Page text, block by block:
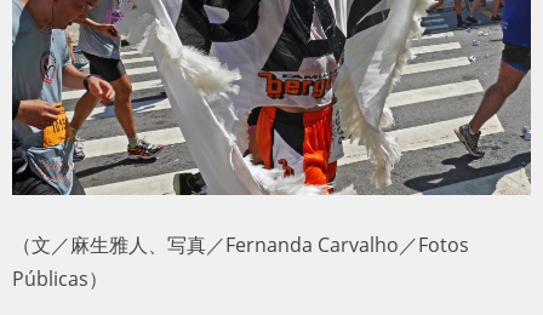
（文／麻生雅人、写真／Fernanda Carvalho／Fotos
Públicas）